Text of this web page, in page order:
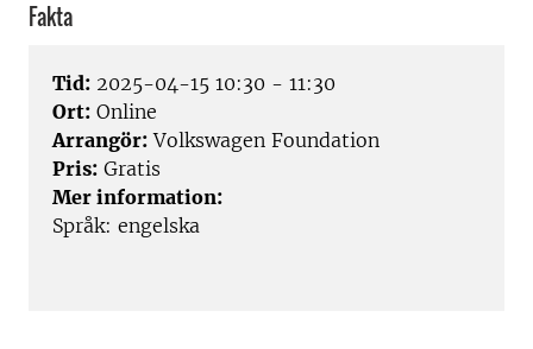
Fakta
Tid: 2025-04-15 10:30 - 11:30
Ort: Online
Arrangör: Volkswagen Foundation
Pris: Gratis
Mer information:
Språk: engelska